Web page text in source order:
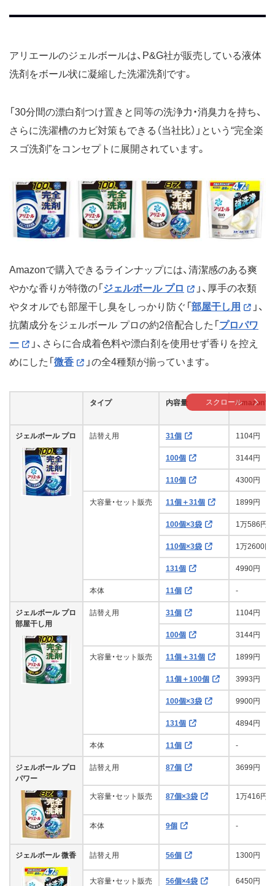
アリエールのジェルボールは、P&G社が販売している液体
洗剤をボール状に凝縮した洗濯洗剤です。
「30分間の漂白剤つけ置きと同等の洗浄力・消臭力を持ち、
さらに洗濯槽のカビ対策もできる（当社比）」という“完全楽
スゴ洗剤”をコンセプトに展開されています。
Amazonで購入できるラインナップには、清潔感のある爽
やかな香りが特徴の「 ジェルボール プロ
」、厚手の衣類
やタオルでも部屋干し臭をしっかり防ぐ「 部屋干し用
」、
抗菌成分をジェルボール プロの約2倍配合した「 プロパワ
ー
」、さらに合成着色料や漂白剤を使用せず香りを控え
めにした「 微香 」の全4種類が揃っています。
タイプ 内容量 Amazonで
ジェルボール プロ 詰替え用 31個 1104円
100個 3144円
110個 4300円
大容量・セット販売 11個＋31個 1899円
100個×3袋 1万586円
110個×3袋 1万2600円
131個 4990円
本体 11個 -
ジェルボール プロ
部屋干し用
詰替え用 31個 1104円
100個 3144円
大容量・セット販売 11個＋31個 1899円
11個＋100個 3993円
100個×3袋 9900円
131個 4894円
本体 11個 -
ジェルボール プロ
パワー
詰替え用 87個 3699円
大容量・セット販売 87個×3袋 1万416円
本体 9個 -
ジェルボール 微香 詰替え用 56個 1300円
大容量・セット販売 56個×4袋 6450円
スクロール